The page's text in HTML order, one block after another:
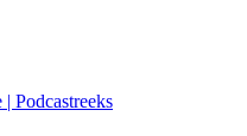
| Podcastreeks